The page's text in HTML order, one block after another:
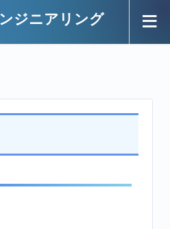
ジニアリング